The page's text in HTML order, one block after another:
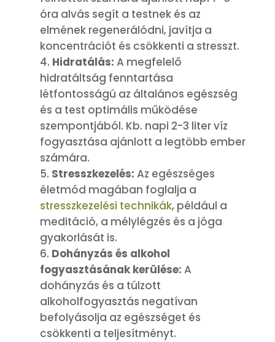
óra alvás segít a testnek és az
elmének regenerálódni, javítja a
koncentrációt és csökkenti a stresszt.
Hidratálás: A megfelelő
hidratáltság fenntartása
létfontosságú az általános egészség
és a test optimális működése
szempontjából. Kb. napi 2-3 liter víz
fogyasztása ajánlott a legtöbb ember
számára.
Stresszkezelés: Az egészséges
életmód magában foglalja a
stresszkezelési technikák, például a
meditáció, a mélylégzés és a jóga
gyakorlását is.
Dohányzás és alkohol
fogyasztásának kerülése: A
dohányzás és a túlzott
alkoholfogyasztás negatívan
befolyásolja az egészséget és
csökkenti a teljesítményt.